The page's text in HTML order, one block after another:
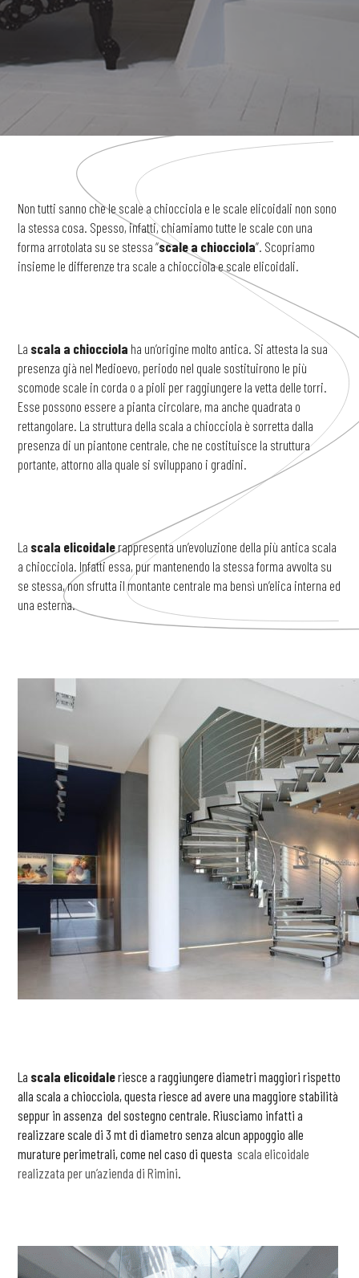
Non tutti sanno che le scale a chiocciola e le scale elicoidali non sono
la stessa cosa. Spesso, infatti, chiamiamo tutte le scale con una
forma arrotolata su se stessa “scale a chiocciola”. Scopriamo
insieme le differenze tra scale a chiocciola e scale elicoidali.
La scala a chiocciola ha un’origine molto antica. Si attesta la sua
presenza già nel Medioevo, periodo nel quale sostituirono le più
scomode scale in corda o a pioli per raggiungere la vetta delle torri.
Esse possono essere a pianta circolare, ma anche quadrata o
rettangolare. La struttura della scala a chiocciola è sorretta dalla
presenza di un piantone centrale, che ne costituisce la struttura
portante, attorno alla quale si sviluppano i gradini.
La scala elicoidale rappresenta un’evoluzione della più antica scala
a chiocciola. Infatti essa, pur mantenendo la stessa forma avvolta su
se stessa, non sfrutta il montante centrale ma bensì un’elica interna ed
una esterna.
La scala elicoidaleriesce a raggiungere diametri maggiori rispetto
alla scala a chiocciola, questa riesce ad avere una maggiore stabilità
seppur in assenza del sostegno centrale. Riusciamo infatti a
realizzare scale di 3 mt di diametro senza alcun appoggio alle
murature perimetrali, come nel caso di questascala elicoidale
realizzata per un’azienda di Rimini.